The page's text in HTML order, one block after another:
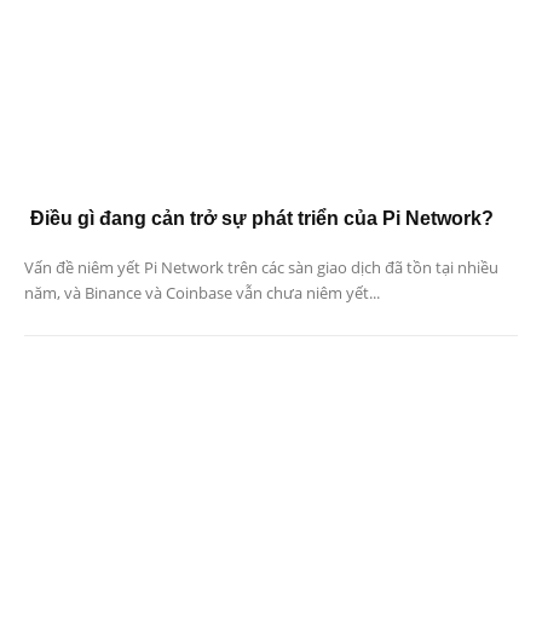
Điều gì đang cản trở sự phát triển của Pi Network?
Vấn đề niêm yết Pi Network trên các sàn giao dịch đã tồn tại nhiều
năm, và Binance và Coinbase vẫn chưa niêm yết...